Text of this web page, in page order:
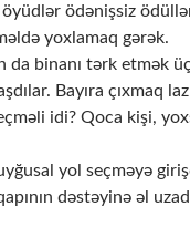
ödənişsiz
yoxlamaq gərək.
da binanı tərk etmək
Bayıra çıxmaq
idi? Qoca kişi,
yol seçməyə
dəstəyinə əl